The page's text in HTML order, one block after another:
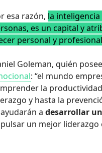
esa razón, la
es un capital y
personal y
Goleman, quién
: “el mundo
la
y hasta la
adesarrollar
un mejor